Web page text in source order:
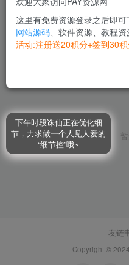
友链
Copyright © 2024
下午时段诛仙正在优化细
节，力求做一个人见人爱的
“细节控”哦~
这里有免费资源登录之后即
网站源码、软件资源、教程资
活动:注册送20积分+签到30积